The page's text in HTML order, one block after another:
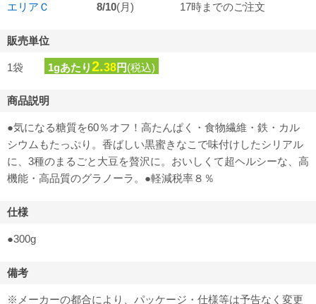
エリアＣ
8/10(月) 17時までのご注文
販売単位
1袋 1gあたり2.38円(税込)
商品説明
●気になる糖質を60％オフ！高たんぱく・食物繊維・鉄・カル
シウムもたっぷり。香ばしい黒蜜きなこで味付けしたシリアル
に、3種のまるごと大豆を贅沢に。おいしくて超ヘルシーな、高
機能・高品質のグラノーラ。●軽減税率８％
仕様
●300g
備考
※メーカーの都合により、パッケージ・仕様等は予告なく変更